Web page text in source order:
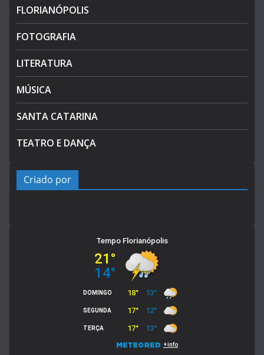
FLORIANÓPOLIS
FOTOGRAFIA
LITERATURA
MÚSICA
SANTA CATARINA
TEATRO E DANÇA
Criado por